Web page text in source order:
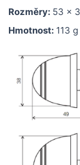
Rozměry: 53 x
Hmotnost: 113 g